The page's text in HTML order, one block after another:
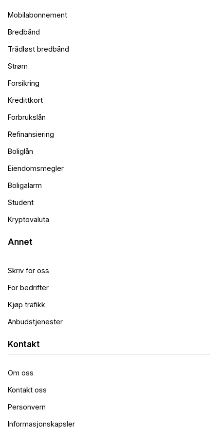
Mobilabonnement
Bredbånd
Trådløst bredbånd
Strøm
Forsikring
Kredittkort
Forbrukslån
Refinansiering
Boliglån
Eiendomsmegler
Boligalarm
Student
Kryptovaluta
Annet
Skriv for oss
For bedrifter
Kjøp trafikk
Anbudstjenester
Kontakt
Om oss
Kontakt oss
Personvern
Informasjonskapsler